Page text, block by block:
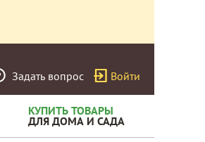
Задать вопрос Войти
КУПИТЬ ТОВАРЫ
ДЛЯ ДОМА И САДА